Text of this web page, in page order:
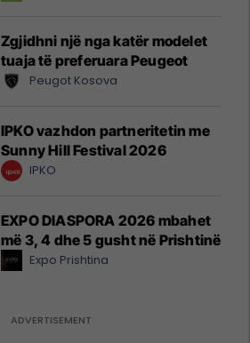
Zgjidhni një nga katër modelet
tuaja të preferuara Peugeot
Peugot Kosova
IPKO vazhdon partneritetin me
Sunny Hill Festival 2026
IPKO
EXPO DIASPORA 2026 mbahet
më 3, 4 dhe 5 gusht në Prishtinë
Expo Prishtina